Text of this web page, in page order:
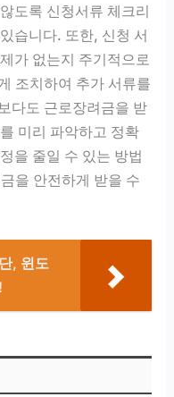
도록 신청서류 체크리
습니다. 또한, 신청 서
가 없는지 주기적으로
조치하여 추가 서류를
다도 근로장려금을 받
미리 파악하고 정확
을 줄일 수 있는 방법
을 안전하게 받을 수
, 윈도